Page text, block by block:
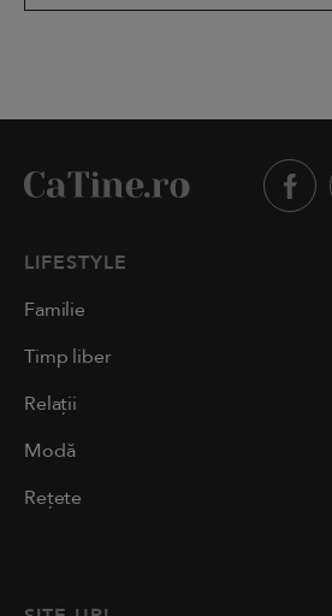
LIFESTYLE
Familie
Timp liber
Relații
Modă
Rețete